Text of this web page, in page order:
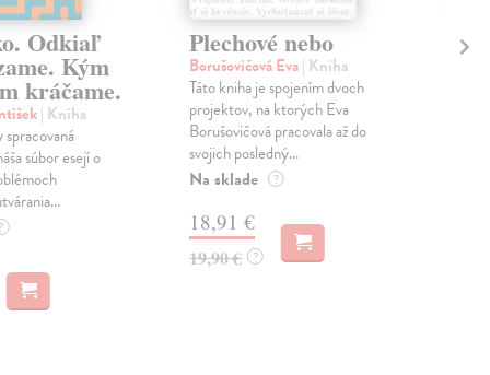
Odkiaľ
Kým
kráčame.
| Kniha
súbor esejí o
?
Plechové nebo
Borušovičová Eva| Kniha
Táto kniha je spojením dvoch
projektov, na ktorých Eva
Borušovičová pracovala až do
svojich posledný...
Na sklade ?
18,91 €
19,90 € ?